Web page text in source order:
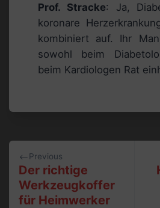
Prof. Stracke: Ja,
koronare
kombiniert auf. Ihr
sowohl beim
beim Kardiologen Rat
Previous
Der richtige
Werkzeugkoffer
für Heimwerker